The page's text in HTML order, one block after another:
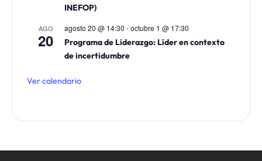
INEFOP)
AGO
20
agosto 20 @ 14:30 -octubre 1 @ 17:30
Programa de Liderazgo: Líder en contexto
de incertidumbre
Ver calendario